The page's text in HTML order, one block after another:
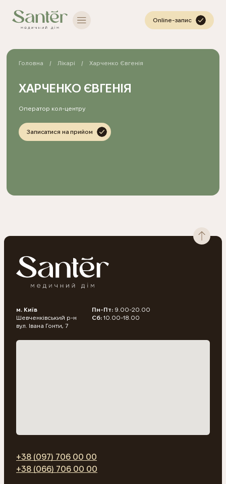
Online-запис
Головна Лікарі Харченко Євгенія
ХАРЧЕНКО ЄВГЕНІЯ
Оператор кол-центру
Записатися на прийом
Пн-Пт: 9.00-20.00
Сб: 10.00-18.00
м. Київ
Шевченківський р-н
вул. Івана Гонти, 7
+38 (097) 706 00 00
+38 (066) 706 00 00